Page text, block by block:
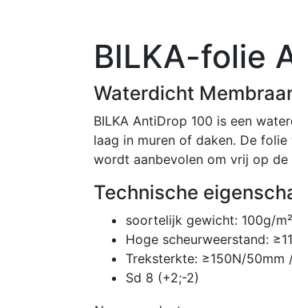
BILKA-folie
Waterdicht
BILKA AntiDrop 100 is een
laag in muren of daken. De
wordt aanbevolen om vrij op
Technische
soortelijk gewicht: 100g/
Hoge scheurweerstand:
Treksterkte: ≥150N/50mm
Sd 8 (+2;-2)